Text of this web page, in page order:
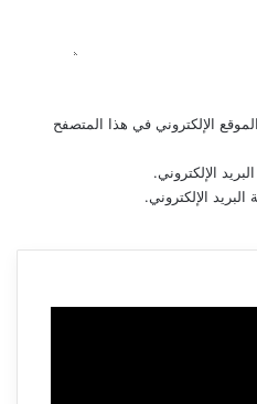
الإلكتروني في هذا المتصفح
الإلكتروني.
الإلكتروني.